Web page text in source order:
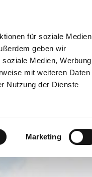
für soziale Medien
geben wir
Medien, Werbung
mit weiteren Daten
Nutzung der Dienste
Marketing